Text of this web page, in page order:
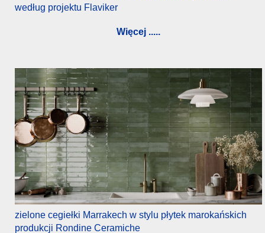
według projektu Flaviker
Więcej .....
zielone cegiełki Marrakech w stylu płytek marokańskich
produkcji Rondine Ceramiche